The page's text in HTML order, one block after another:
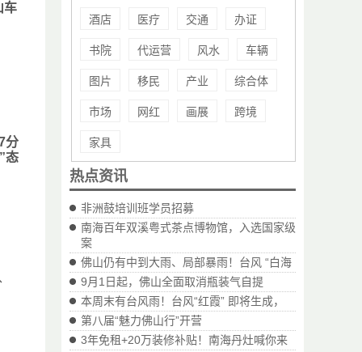
酒店 医疗 交通 办证
书院 代运营 风水 车辆
图片 移民 产业 综合体
市场 网红 画展 跨境
家具
热点资讯
非洲鼓培训班学员招募
南海百年双溪粤式茶点博物馆，入选国家级
案
佛山仍有中到大雨、局部暴雨！台风 “白海
9月1日起，佛山全面取消瓶装气自提
本周末有台风雨！台风“红霞” 即将生成，
第八届“魅力佛山行”开营
3年免租+20万装修补贴！南海丹灶喊你来
车
分
态